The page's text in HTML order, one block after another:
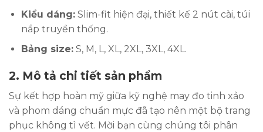
Kiểu dáng:Slim-fit hiện đại, thiết kế 2 nút cài, túi
nắp truyền thống.
Bảng size:S, M, L, XL, 2XL, 3XL, 4XL.
2. Mô tả chi tiết sản phẩm
Sự kết hợp hoàn mỹ giữa kỹ nghệ may đo tinh xảo
và phom dáng chuẩn mực đã tạo nên một bộ trang
phục không tì vết. Mời bạn cùng chúng tôi phân